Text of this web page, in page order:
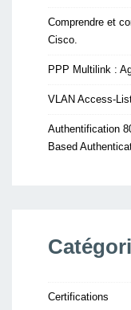
Comprendre et
Cisco.
PPP Multilink :
VLAN Access-
Authentification
Based
Certifications